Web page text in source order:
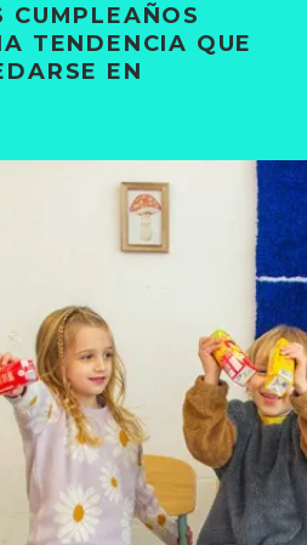
CUMPLEAÑOS
TENDENCIA QUE
EN